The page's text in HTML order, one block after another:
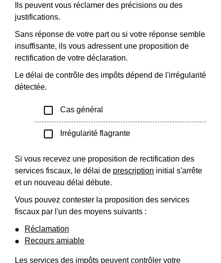
Ils peuvent vous réclamer des précisions ou des
justifications.
Sans réponse de votre part ou si votre réponse semble
insuffisante, ils vous adressent une proposition de
rectification de votre déclaration.
Le délai de contrôle des impôts dépend de l'irrégularité
détectée.
check_box_outline_blank Cas général
check_box_outline_blank Irrégularité flagrante
Si vous recevez une proposition de rectification des
services fiscaux, le délai de prescription initial s'arrête
et un nouveau délai débute.
Vous pouvez contester la proposition des services
fiscaux par l'un des moyens suivants :
Réclamation
Recours amiable
Les services des impôts peuvent contrôler votre